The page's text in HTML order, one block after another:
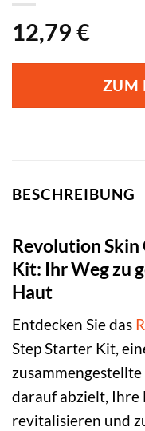
12,79 €
ZUM
BESCHREIBUNG
Revolution Skin
Kit: Ihr Weg zu
Haut
Entdecken Sie das
Step Starter Kit,
darauf abzielt, Ihre
revitalisieren und